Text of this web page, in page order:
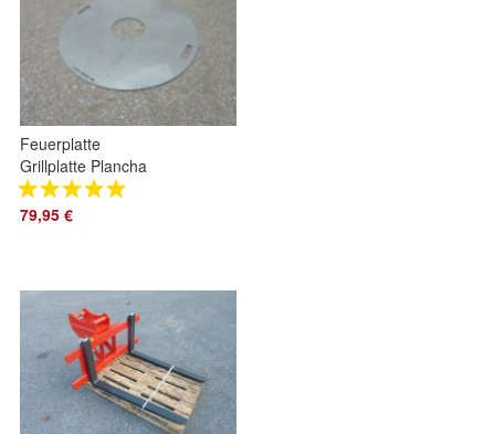
Feuerplatte
Grillplatte Plancha
67cm Kugelgrill
Rundgrill
79,95 €